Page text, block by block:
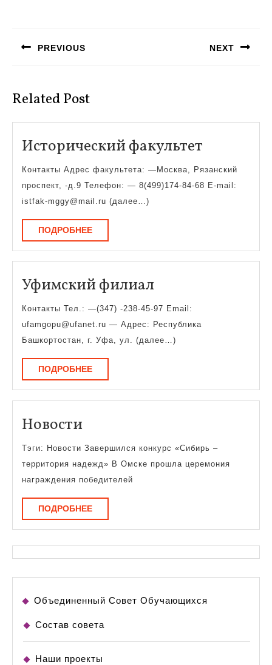
записям
PREVIOUS NEXT
Related Post
Исторический факультет
Контакты Адрес факультета: —Москва, Рязанский
проспект, -д.9 Телефон: — 8(499)174-84-68 E-mail:
istfak-mggy@mail.ru (далее…)
ПОДРОБНЕЕПОДРОБНЕЕ
Уфимский филиал
филиал
Контакты Тел.: —(347) -238-45-97 Email:
ufamgopu@ufanet.ru — Адрес: Республика
Башкортостан, г. Уфа, ул. (далее…)
ПОДРОБНЕЕПОДРОБНЕЕ
Новости
Тэги: Новости Завершился конкурс «Сибирь –
территория надежд» В Омске прошла церемония
награждения победителей
ПОДРОБНЕЕПОДРОБНЕЕ
Объединенный Совет Обучающихся
Состав совета
Наши проекты